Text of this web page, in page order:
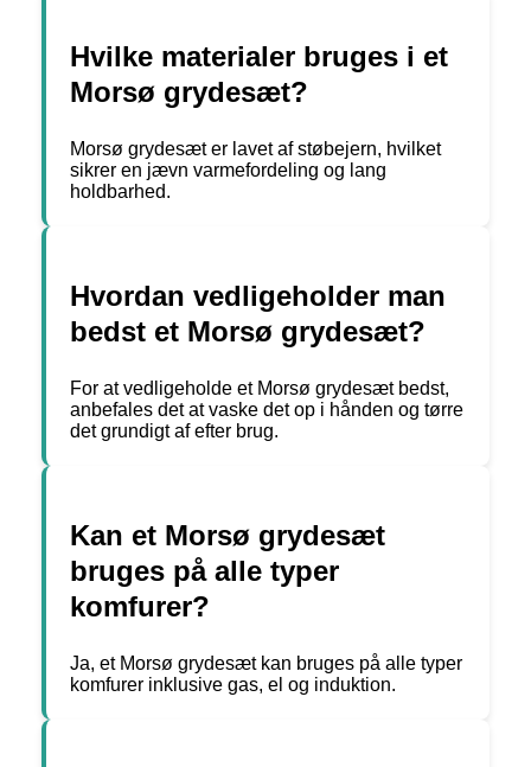
Hvilke materialer bruges i et
Morsø grydesæt?
Morsø grydesæt er lavet af støbejern, hvilket
sikrer en jævn varmefordeling og lang
holdbarhed.
Hvordan vedligeholder man
bedst et Morsø grydesæt?
For at vedligeholde et Morsø grydesæt bedst,
anbefales det at vaske det op i hånden og tørre
det grundigt af efter brug.
Kan et Morsø grydesæt
bruges på alle typer
komfurer?
Ja, et Morsø grydesæt kan bruges på alle typer
komfurer inklusive gas, el og induktion.